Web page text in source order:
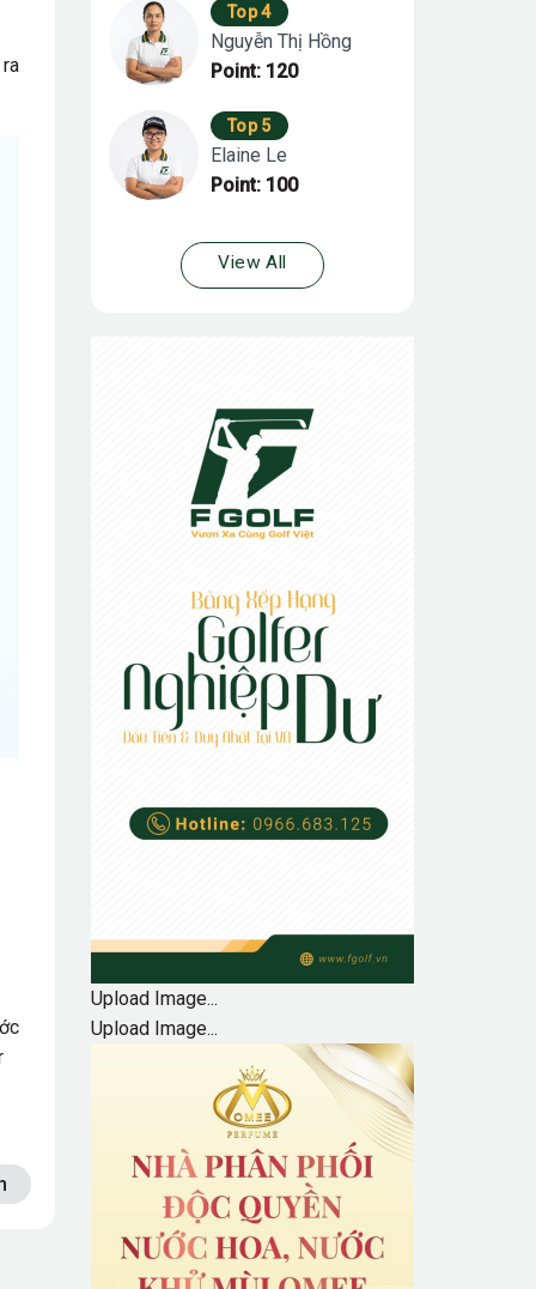
Top 4
Nguyễn Thị Hồng
Point: 120
Top 5
Elaine Le
Point: 100
View All
Upload Image...
Upload Image...